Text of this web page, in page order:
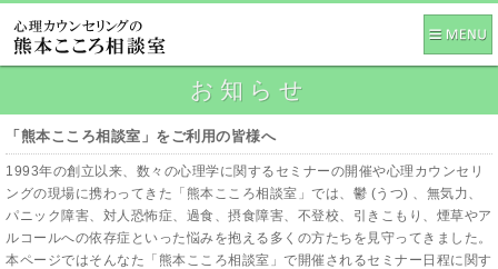
お知らせ
「熊本こころ相談室」をご利用の皆様へ
1993年の創立以来、数々の心理学に関するセミナーの開催や心理カウンセリ
ングの現場に携わってきた「熊本こころ相談室」では、鬱 (うつ) 、無気力、
パニック障害、対人恐怖症、過食、摂食障害、不登校、引きこもり、煙草やア
ルコールへの依存症といった悩みを抱える多くの方たちを見守ってきました。
本ページではそんなた「熊本こころ相談室」で開催されるセミナー日程に関す